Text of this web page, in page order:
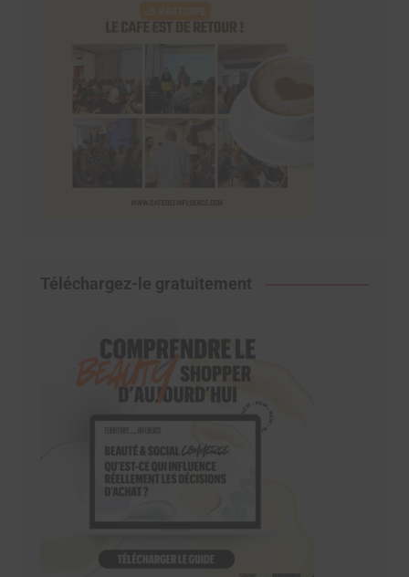
Téléchargez-le gratuitement